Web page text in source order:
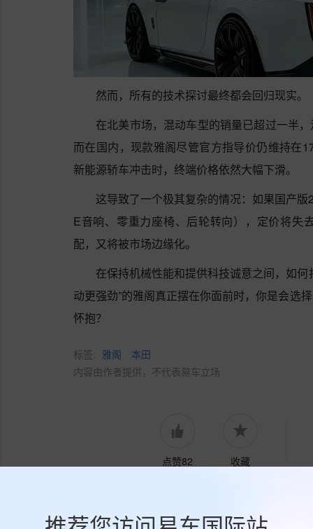
然而，所有的技术探讨最终都会回归现实。
在北美市场，混动车型的销量已超过一半
而在国内，现款雅阁尽管官方指导价仍维持在
新能源轿车冲击时，终端价格依然大幅下滑。
这导致了一个极其复杂的情况：如果国产
E音响、零重力座椅、后轮转向），定价将失
配，又将被市场边缘化。
在保持机械性能和提供科技诚意之间，如
动更强劲”的雅阁真正摆在你面前时，你是会选
怀抱？
标签: 雅阁
本田
内容由作者提供，不代表易车立场
点赞82 收藏